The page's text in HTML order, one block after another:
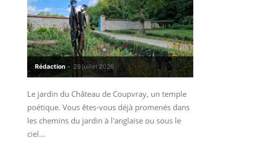
Rédaction - 29 juillet 2026
Le jardin du Château de Coupvray, un temple
poétique. Vous êtes-vous déjà promenés dans
les chemins du jardin à l'anglaise ou sous le
ciel...